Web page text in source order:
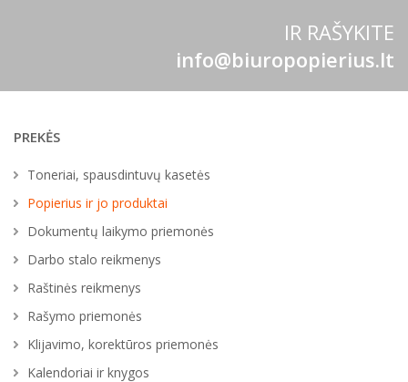
IR RAŠYKITE
info@biuropopierius.lt
PREKĖS
Toneriai, spausdintuvų kasetės
Popierius ir jo produktai
Dokumentų laikymo priemonės
Darbo stalo reikmenys
Raštinės reikmenys
Rašymo priemonės
Klijavimo, korektūros priemonės
Kalendoriai ir knygos